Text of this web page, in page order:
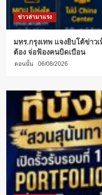
ข่าวล่ามาแรง
มทร.กรุงเทพ แจงยิบโต้ข่าว
ต้อง จ่อฟ้องคนบิดเบือน
ตอนนั้น 06/08/2026